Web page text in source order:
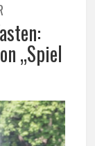
„Spiel